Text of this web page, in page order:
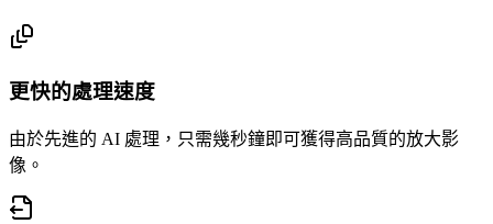
更快的處理速度
由於先進的 AI 處理，只需幾秒鐘即可獲得高品質的放大影
像。